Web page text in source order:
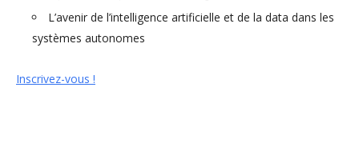
L’avenir de l’intelligence artificielle et de la data dans les
systèmes autonomes
Inscrivez-vous !